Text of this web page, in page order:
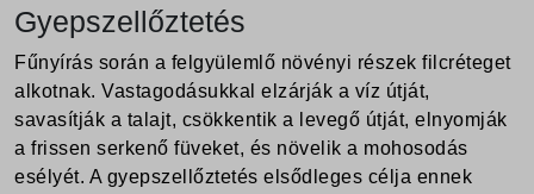
Gyepszellőztetés
Fűnyírás során a felgyülemlő növényi részek filcréteget
alkotnak. Vastagodásukkal elzárják a víz útját,
savasítják a talajt, csökkentik a levegő útját, elnyomják
a frissen serkenő füveket, és növelik a mohosodás
esélyét. A gyepszellőztetés elsődleges célja ennek